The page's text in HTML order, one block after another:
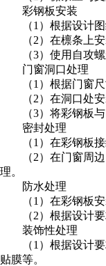
彩钢板安装
（1）根据设计图
（2）在檩条上安
（3）使用自攻螺
门窗洞口处理
（1）根据门窗尺
（2）在洞口处安
（3）将彩钢板与
密封处理
（1）在彩钢板接
（2）在门窗周边
理。
防水处理
（1）在彩钢板安
（2）根据设计要
装饰性处理
（1）根据设计要
贴膜等。